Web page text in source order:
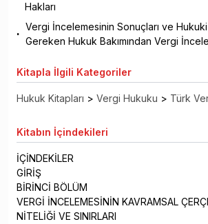
Hakları
Vergi İncelemesinin Sonuçları ve Hukuki
Gereken Hukuk Bakımından Vergi
Kitapla İlgili Kategoriler
Hukuk Kitapları > Vergi Hukuku > Türk
Kitabın İçindekileri
İÇİNDEKİLER
GİRİŞ
BİRİNCİ BÖLÜM
VERGİ İNCELEMESİNİN KAVRAMSAL
NİTELİĞİ VE SINIRLARI